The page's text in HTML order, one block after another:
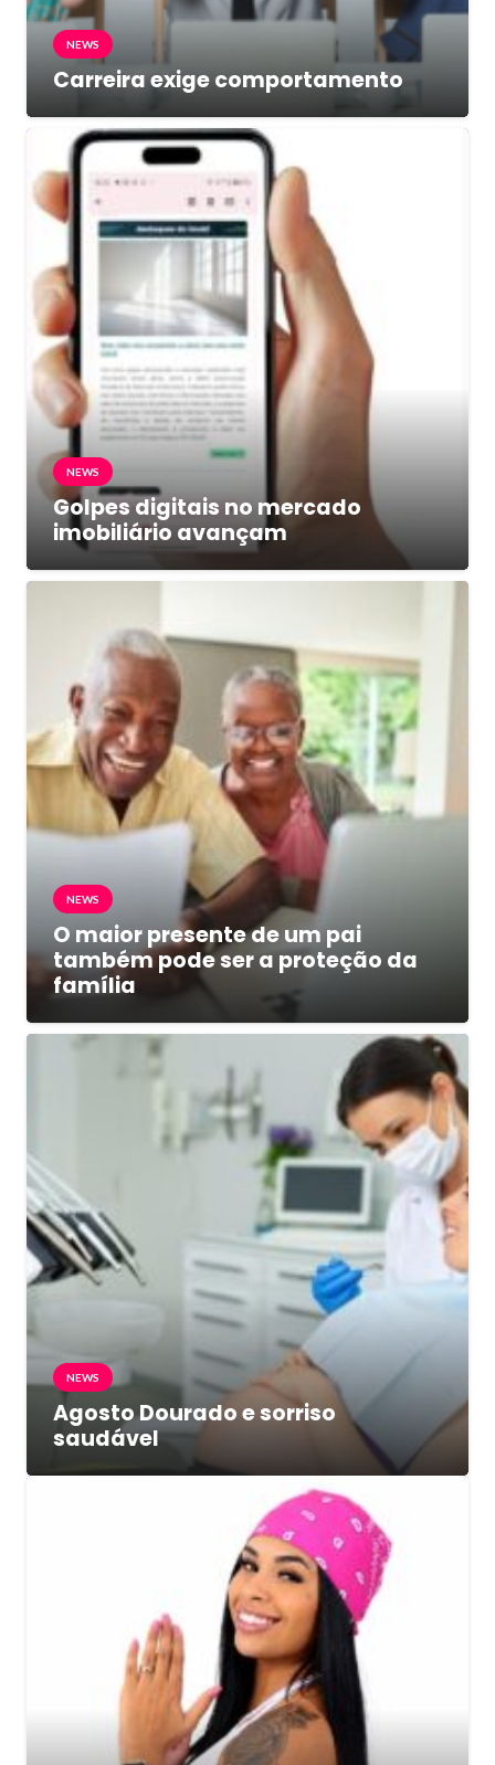
NEWS
Carreira exige comportamento
NEWS
Golpes digitais no mercado
imobiliário avançam
NEWS
O maior presente de um pai
também pode ser a proteção da
família
NEWS
Agosto Dourado e sorriso
saudável